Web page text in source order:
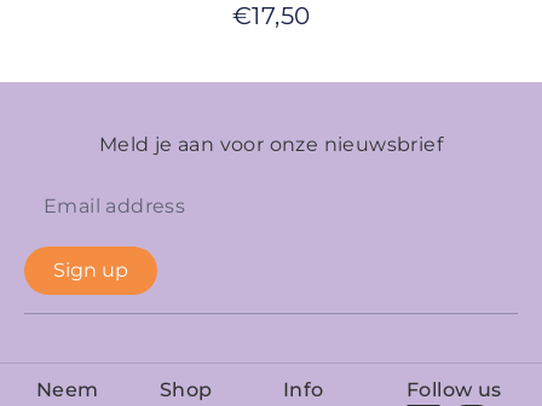
€17,50
Meld je aan voor onze nieuwsbrief
Sign up
Neem
Shop
Info
Follow us